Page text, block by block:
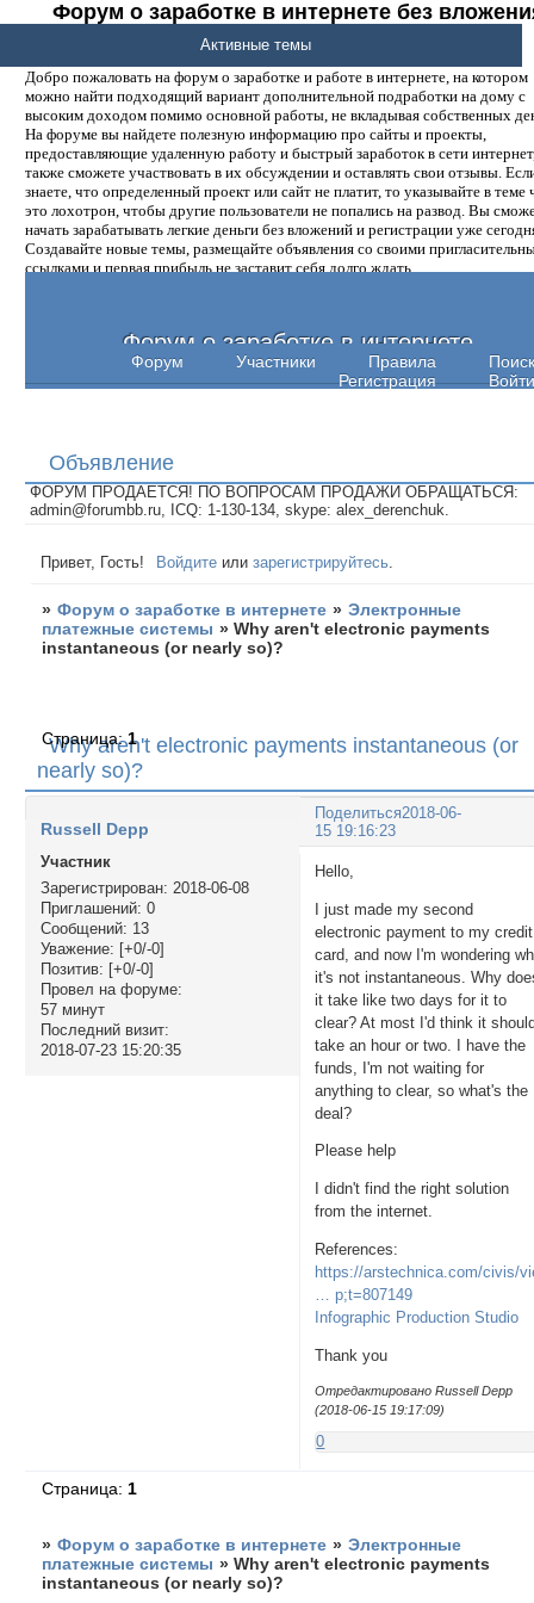
Форум о заработке в интернете без
денег.
Добро пожаловать на форум о заработке и работе в интернете, на котором
можно найти подходящий вариант дополнительной подработки на дому с
высоким доходом помимо основной работы, не вкладывая собственных
На форуме вы найдете полезную информацию про сайты и проекты,
предоставляющие удаленную работу и быстрый заработок в сети
также сможете участвовать в их обсуждении и оставлять свои отзывы.
знаете, что определенный проект или сайт не платит, то указывайте в теме
это лохотрон, чтобы другие пользователи не попались на развод. Вы
начать зарабатывать легкие деньги без вложений и регистрации уже
Создавайте новые темы, размещайте объявления со своими
ссылками и первая прибыль не заставит себя долго ждать.
Форум о заработке в интернете
Форум Участники Правила
Поиск
Регистрация
Войти
Активные темы
Объявление
ФОРУМ ПРОДАЕТСЯ! ПО ВОПРОСАМ ПРОДАЖИ ОБРАЩАТЬСЯ:
admin@forumbb.ru, ICQ: 1-130-134, skype: alex_derenchuk.
Привет, Гость! Войдите илизарегистрируйтесь
» Форум о заработке в интернете » Электронные
платежные системы »Why aren't electronic payments
instantaneous (or nearly so)?
Why aren't electronic payments instantaneous (or
nearly so)?
Страница:1
Поделиться2018-06-
15 19:16:23
Russell Depp
Участник
Зарегистрирован: 2018-06-08
Приглашений: 0
Сообщений: 13
Уважение: [+0/-0]
Позитив: [+0/-0]
Провел на форуме:
57 минут
Последний визит:
2018-07-23 15:20:35
Hello,
I just made my second
electronic payment to my credit
card, and now I'm wondering
it's not instantaneous. Why
it take like two days for it to
clear? At most I'd think it
take an hour or two. I have the
funds, I'm not waiting for
anything to clear, so what's the
deal?
Please help
I didn't find the right solution
from the internet.
References:
https://arstechnica.com/civis/
… p;t=807149
Infographic Production Studio
Thank you
Отредактировано Russell Depp
(2018-06-15 19:17:09)
0
Страница: 1
» Форум о заработке в интернете » Электронные
платежные системы »Why aren't electronic payments
instantaneous (or nearly so)?